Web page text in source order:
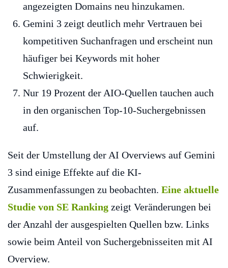
angezeigten Domains neu hinzukamen.
Gemini 3 zeigt deutlich mehr Vertrauen bei
kompetitiven Suchanfragen und erscheint nun
häufiger bei Keywords mit hoher
Schwierigkeit.
Nur 19 Prozent der AIO-Quellen tauchen auch
in den organischen Top-10-Suchergebnissen
auf.
Seit der Umstellung der AI Overviews auf Gemini
3 sind einige Effekte auf die KI-
Zusammenfassungen zu beobachten. Eine aktuelle
Studie von SE Ranking zeigt Veränderungen bei
der Anzahl der ausgespielten Quellen bzw. Links
sowie beim Anteil von Suchergebnisseiten mit AI
Overview.